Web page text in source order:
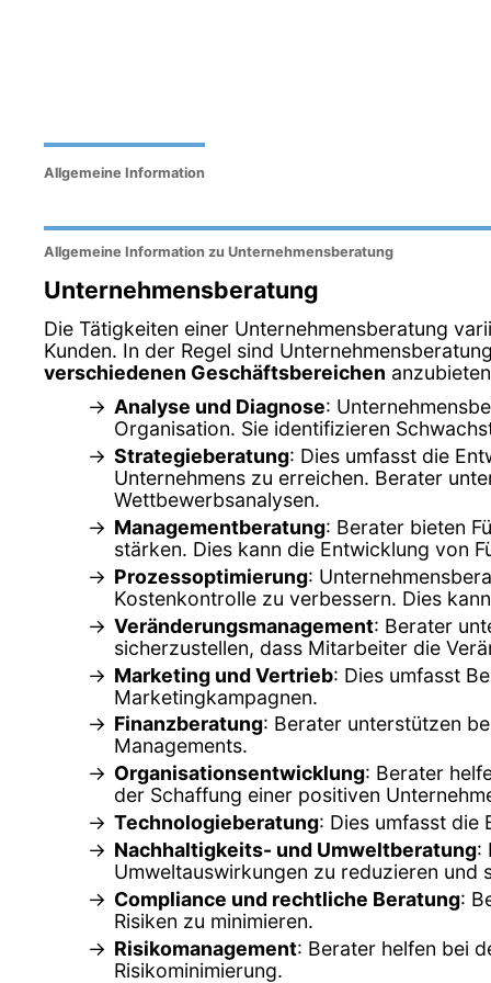
Allgemeine Information
Allgemeine Information zu Unternehmensberatung
Unternehmensberatung
Die Tätigkeiten einer Unternehmensberatung
Kunden. In der Regel sind
verschiedenen Geschäftsbereichen
Analyse und Diagnose:
Organisation. Sie identifizieren
Strategieberatung: Dies umfasst die
Unternehmens zu erreichen. Berater
Wettbewerbsanalysen.
Managementberatung: Berater bieten
stärken. Dies kann die Entwicklung von
Prozessoptimierung:
Kostenkontrolle zu verbessern. Dies
Veränderungsmanagement: Berater
sicherzustellen, dass Mitarbeiter die
Marketing und Vertrieb: Dies umfasst
Marketingkampagnen.
Finanzberatung: Berater unterstützen
Managements.
Organisationsentwicklung: Berater
der Schaffung einer positiven
Technologieberatung: Dies umfasst die
Nachhaltigkeits- und Umweltberatung:
Umweltauswirkungen zu reduzieren
Compliance und rechtliche Beratung:
Risiken zu minimieren.
Risikomanagement: Berater helfen bei
Risikominimierung.